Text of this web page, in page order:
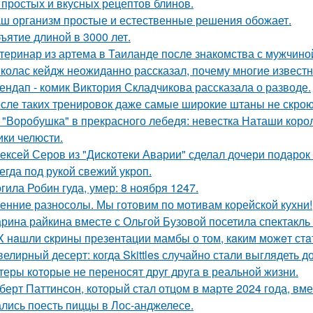
организм простые и естественные решения обожает.
длиной в 3000 лет.
из артема в Таиланде после знакомства с
кейдж неожиданно рассказал, почему многие
- комик Виктория Складчикова рассказала о разводе.
таких тренировок даже самые широкие штаны не
в прекрасного лебедя: невестка Наташи
челюсти.
Серов из "Дискотеки Аварии" сделал дочери
под рукой свежий укроп.
Робин гуда, умер: 8 ноября 1247.
разносолы. Мы готовим по мотивам корейской кухни!
райкина вместе с Ольгой Бузовой посетила
нaшли cкрины презeнтации мамбы о том, кaким можeт
десерт: когда Skittles случайно стали выглядеть
которые не переносят друг друга в реальной жизни.
Паттинсон, который стал отцом в марте 2024 года,
поесть пиццы в Лос-анджелесе.